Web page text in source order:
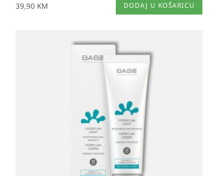
39,90 KM DODAJ U KOŠARICU